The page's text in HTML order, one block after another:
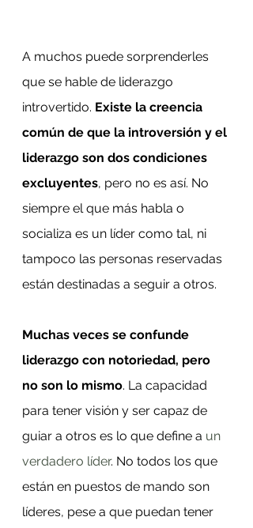
A muchos puede sorprenderles
que se hable de liderazgo
introvertido. Existe la creencia
común de que la introversión y el
liderazgo son dos condiciones
excluyentes, pero no es así. No
siempre el que más habla o
socializa es un líder como tal, ni
tampoco las personas reservadas
están destinadas a seguir a otros.
Muchas veces se confunde
liderazgo con notoriedad, pero
no son lo mismo. La capacidad
para tener visión y ser capaz de
guiar a otros es lo que define a un
verdadero líder. No todos los que
están en puestos de mando son
líderes, pese a que puedan tener